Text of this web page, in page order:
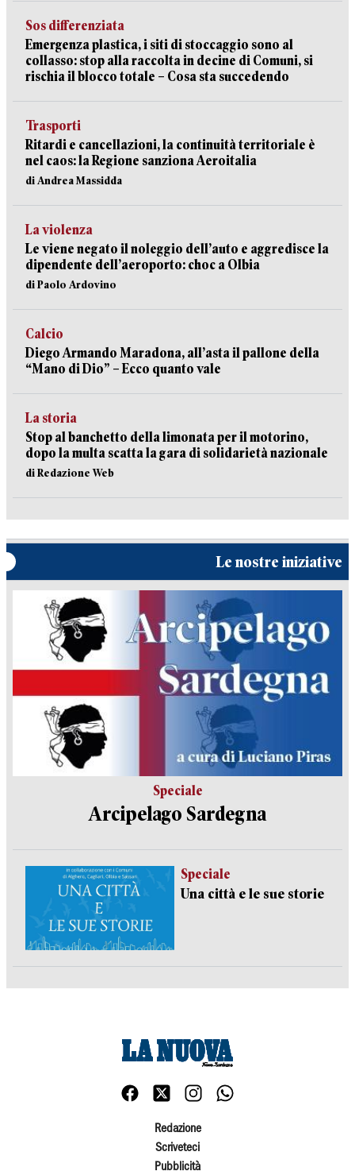
Sos differenziata
Emergenza plastica, i siti di stoccaggio sono al
collasso: stop alla raccolta in decine di Comuni, si
rischia il blocco totale – Cosa sta succedendo
Trasporti
Ritardi e cancellazioni, la continuità territoriale è
nel caos: la Regione sanziona Aeroitalia
di Andrea Massidda
La violenza
Le viene negato il noleggio dell’auto e aggredisce la
dipendente dell’aeroporto: choc a Olbia
di Paolo Ardovino
Calcio
Diego Armando Maradona, all’asta il pallone della
“Mano di Dio” – Ecco quanto vale
La storia
Stop al banchetto della limonata per il motorino,
dopo la multa scatta la gara di solidarietà nazionale
di Redazione Web
Le nostre iniziative
Speciale
Arcipelago Sardegna
Speciale
Una città e le sue storie
Redazione
Scriveteci
Pubblicità